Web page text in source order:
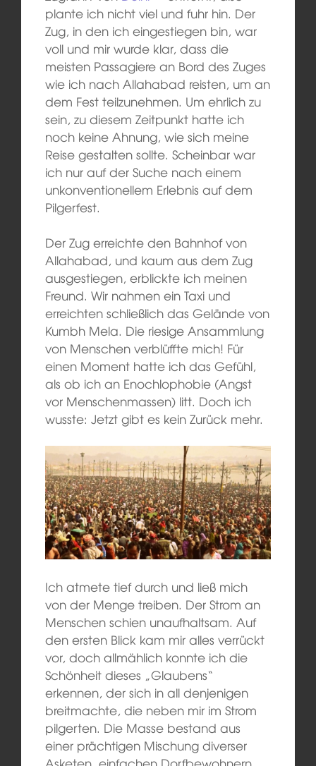
plante ich nicht viel und fuhr hin. Der
Zug, in den ich eingestiegen bin, war
voll und mir wurde klar, dass die
meisten Passagiere an Bord des Zuges
wie ich nach Allahabad reisten, um an
dem Fest teilzunehmen. Um ehrlich zu
sein, zu diesem Zeitpunkt hatte ich
noch keine Ahnung, wie sich meine
Reise gestalten sollte. Scheinbar war
ich nur auf der Suche nach einem
unkonventionellem Erlebnis auf dem
Pilgerfest.
Der Zug erreichte den Bahnhof von
Allahabad, und kaum aus dem Zug
ausgestiegen, erblickte ich meinen
Freund. Wir nahmen ein Taxi und
erreichten schließlich das Gelände von
Kumbh Mela. Die riesige Ansammlung
von Menschen verblüffte mich! Für
einen Moment hatte ich das Gefühl,
als ob ich an Enochlophobie (Angst
vor Menschenmassen) litt. Doch ich
wusste: Jetzt gibt es kein Zurück mehr.
Ich atmete tief durch und ließ mich
von der Menge treiben. Der Strom an
Menschen schien unaufhaltsam. Auf
den ersten Blick kam mir alles verrückt
vor, doch allmählich konnte ich die
Schönheit dieses „Glaubens“
erkennen, der sich in all denjenigen
breitmachte, die neben mir im Strom
pilgerten. Die Masse bestand aus
einer prächtigen Mischung diverser